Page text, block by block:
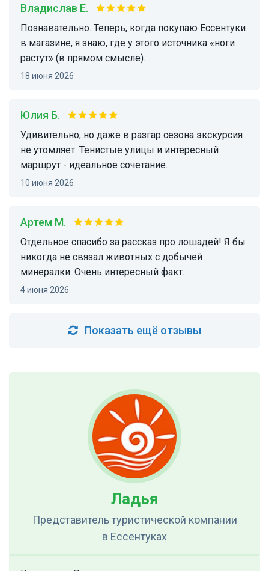
Владислав Е.
Познавательно. Теперь, когда покупаю Ессентуки
в магазине, я знаю, где у этого источника «ноги
растут» (в прямом смысле).
18 июня 2026
Юлия Б.
Удивительно, но даже в разгар сезона экскурсия
не утомляет. Тенистые улицы и интересный
маршрут - идеальное сочетание.
10 июня 2026
Артем М.
Отдельное спасибо за рассказ про лошадей! Я бы
никогда не связал животных с добычей
минералки. Очень интересный факт.
4 июня 2026
Показать ещё отзывы
Ладья
Представитель туристической компании
в Ессентуках